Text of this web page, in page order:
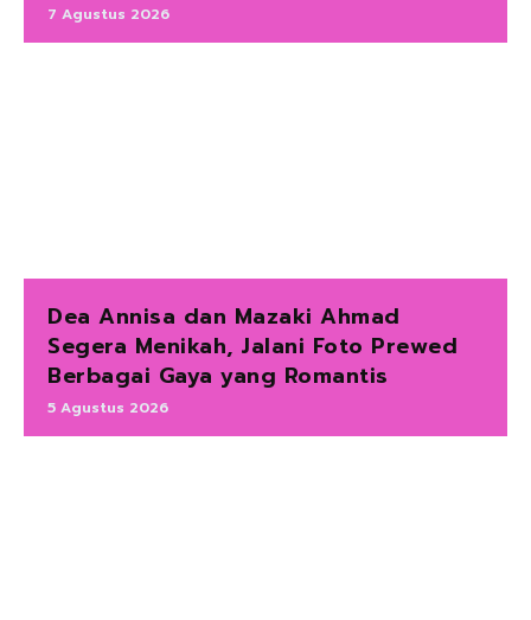
7 Agustus 2026
Dea Annisa dan Mazaki Ahmad
Segera Menikah, Jalani Foto Prewed
Berbagai Gaya yang Romantis
5 Agustus 2026